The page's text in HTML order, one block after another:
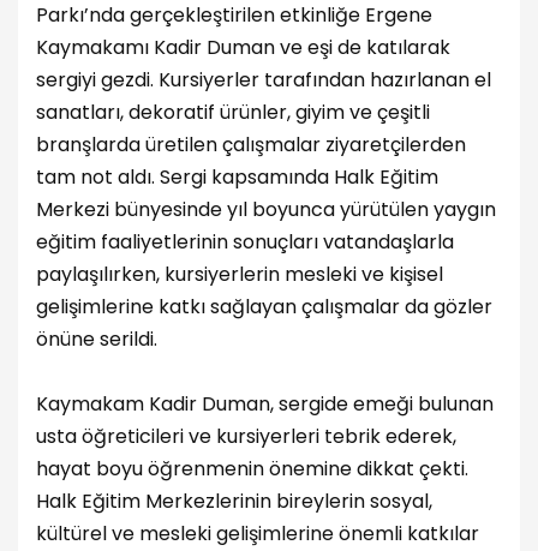
Parkı’nda gerçekleştirilen etkinliğe Ergene
Kaymakamı Kadir Duman ve eşi de katılarak
sergiyi gezdi. Kursiyerler tarafından hazırlanan el
sanatları, dekoratif ürünler, giyim ve çeşitli
branşlarda üretilen çalışmalar ziyaretçilerden
tam not aldı. Sergi kapsamında Halk Eğitim
Merkezi bünyesinde yıl boyunca yürütülen yaygın
eğitim faaliyetlerinin sonuçları vatandaşlarla
paylaşılırken, kursiyerlerin mesleki ve kişisel
gelişimlerine katkı sağlayan çalışmalar da gözler
önüne serildi.
Kaymakam Kadir Duman, sergide emeği bulunan
usta öğreticileri ve kursiyerleri tebrik ederek,
hayat boyu öğrenmenin önemine dikkat çekti.
Halk Eğitim Merkezlerinin bireylerin sosyal,
kültürel ve mesleki gelişimlerine önemli katkılar